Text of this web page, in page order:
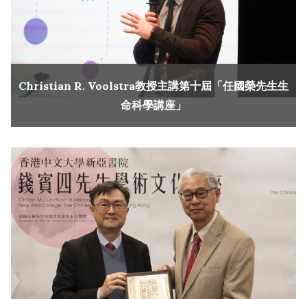
Christian R. Voolstra教授主講第十屆「任國榮先生生
命科學講座」